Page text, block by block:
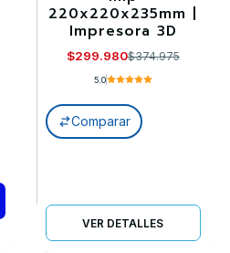
220x220x235mm |
Impresora 3D
$299.980$374.975
5.0
Comparar
VER DETALLES